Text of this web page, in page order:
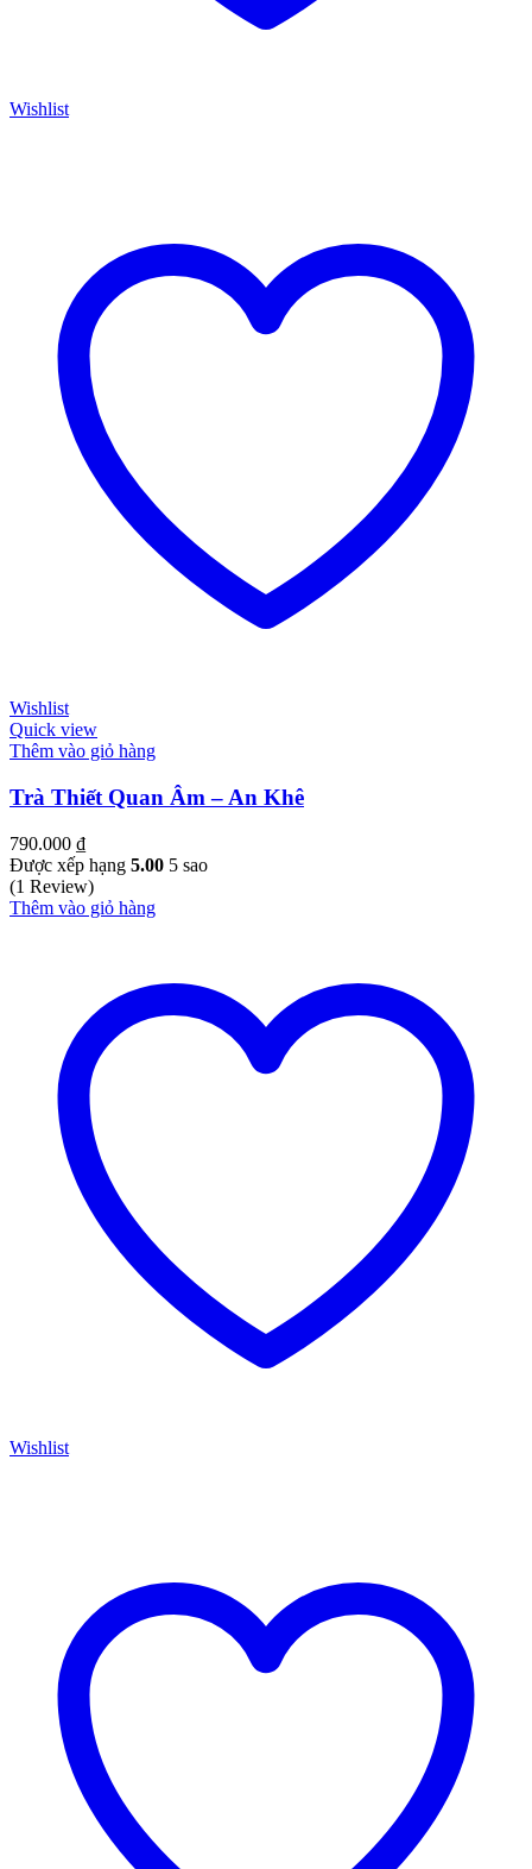
Wishlist
Wishlist
Quick view
Thêm vào giỏ hàng
Trà Thiết Quan Âm – An Khê
790.000 ₫
Được xếp hạng 5.00 5 sao
(1 Review)
Thêm vào giỏ hàng
Wishlist